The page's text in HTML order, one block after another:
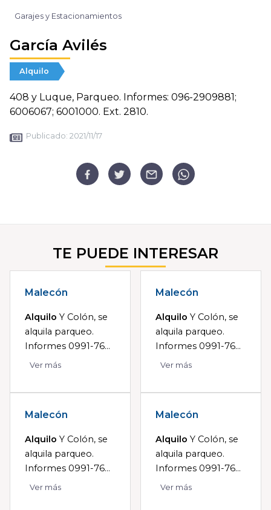
Garajes y Estacionamientos
García Avilés
Alquilo
408 y Luque, Parqueo. Informes: 096-2909881;
6006067; 6001000. Ext. 2810.
Publicado: 2021/11/17
TE PUEDE INTERESAR
Malecón
Alquilo Y Colón, se
alquila parqueo.
Informes 0991-76...
Ver más
Malecón
Alquilo Y Colón, se
alquila parqueo.
Informes 0991-76...
Ver más
Malecón
Alquilo Y Colón, se
alquila parqueo.
Informes 0991-76...
Ver más
Malecón
Alquilo Y Colón, se
alquila parqueo.
Informes 0991-76...
Ver más